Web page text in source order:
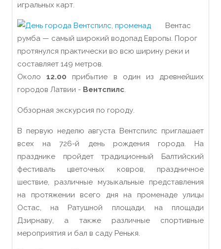
игральных карт.
Вентас
румба — самый широкий водопад Европы. Порог
протянулся практически во всю ширину реки и
составляет 149 метров.
Около12.00 прибытие в один из древнейших
городов Латвии - Вентспилс.
Обзорная экскурсия по городу.
В первую неделю августа Вентспилс приглашает
всех на 726-й день рождения города. На
празднике пройдет традиционный Балтийский
фестиваль цветочных ковров, праздничное
шествие, различные музыкальные представления
на протяжении всего дня на променаде улицы
Остас, на Ратушной площади, на площади
Дзирнаву, а также различные спортивные
мероприятия и бал в саду Ренькя.